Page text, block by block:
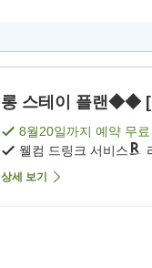
롱 스테이 플랜◆◆ [
8월20일까지 예약 무
웰컴 드링크 서비스
상세 보기